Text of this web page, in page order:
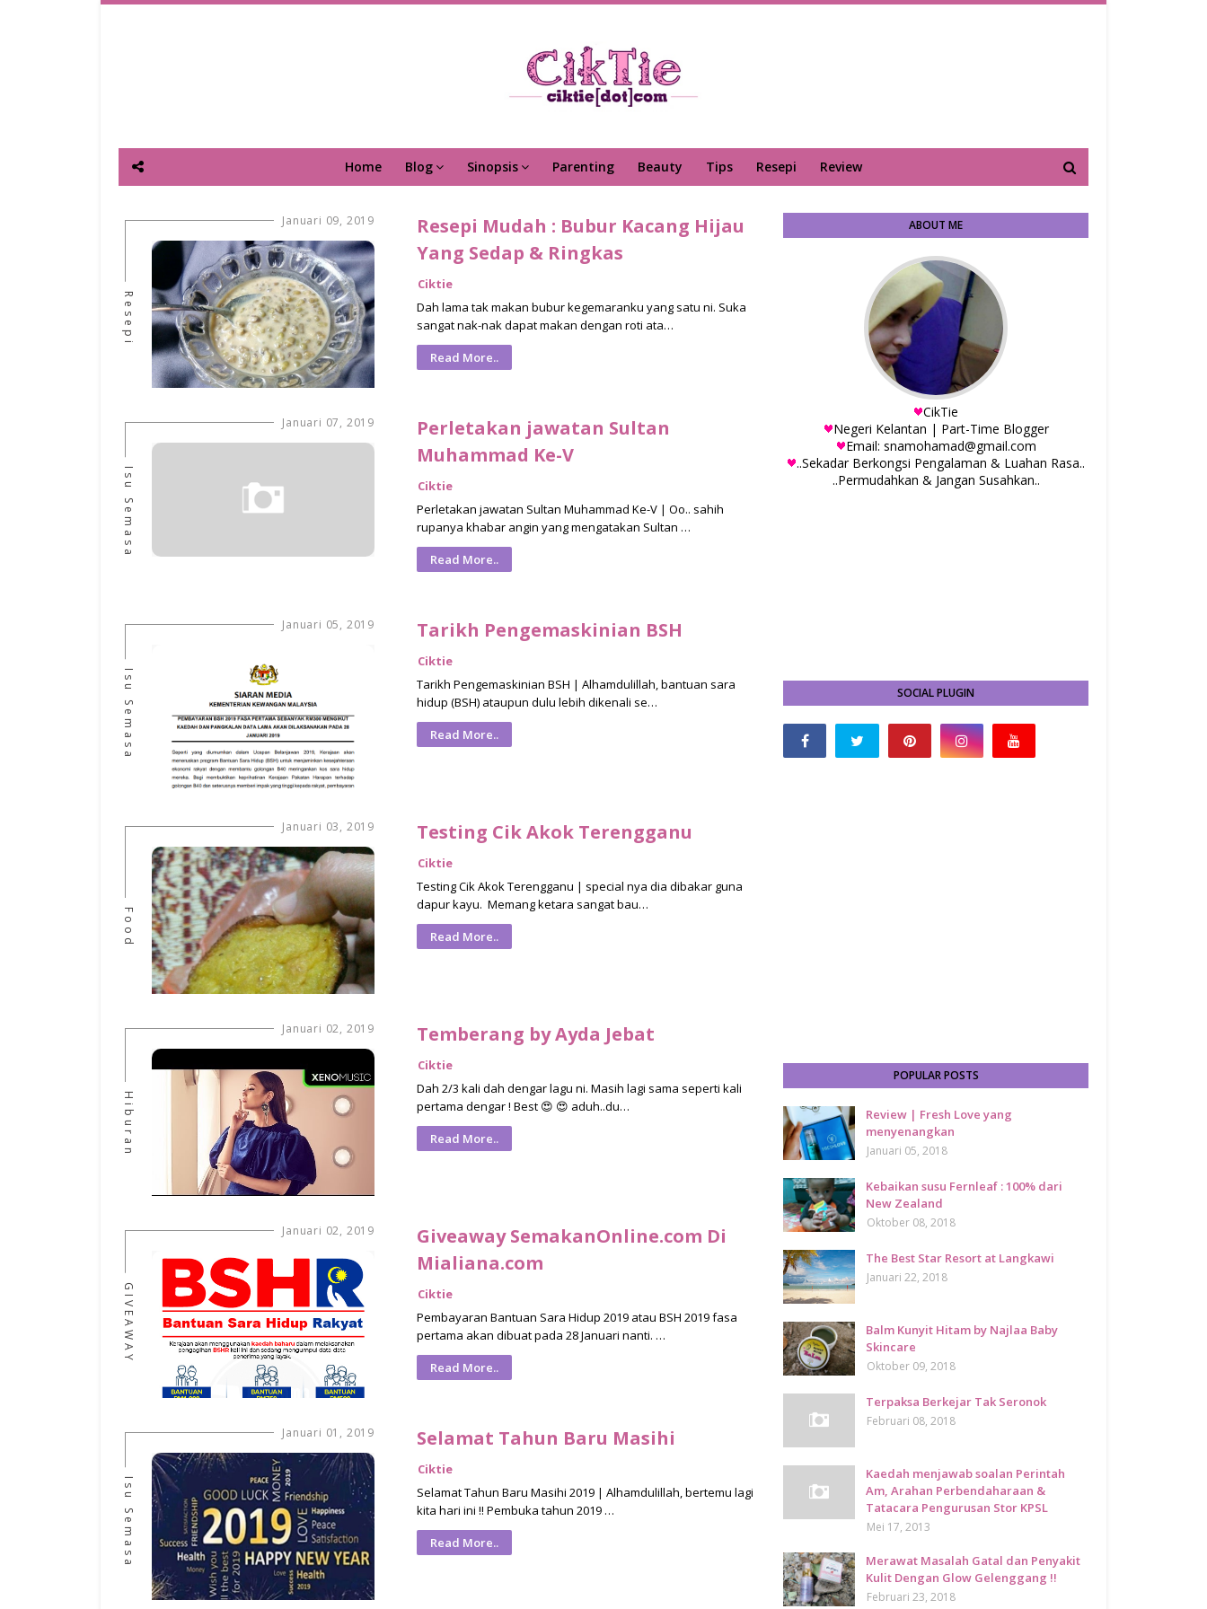
Home Blog Sinopsis Parenting Beauty Tips Resepi Review
Januari 09, 2019
Resepi
Resepi Mudah : Bubur Kacang Hijau
Yang Sedap & Ringkas
Ciktie
Dah lama tak makan bubur kegemaranku yang satu ni. Suka
sangat nak-nak dapat makan dengan roti ata…
Read More..
Januari 07, 2019
Isu Semasa
Perletakan jawatan Sultan
Muhammad Ke-V
Ciktie
Perletakan jawatan Sultan Muhammad Ke-V | Oo.. sahih
rupanya khabar angin yang mengatakan Sultan …
Read More..
Januari 05, 2019
Isu Semasa
Tarikh Pengemaskinian BSH
Ciktie
Tarikh Pengemaskinian BSH | Alhamdulillah, bantuan sara
hidup (BSH) ataupun dulu lebih dikenali se…
Read More..
Januari 03, 2019
Food
Testing Cik Akok Terengganu
Ciktie
Testing Cik Akok Terengganu | special nya dia dibakar guna
dapur kayu. Memang ketara sangat bau…
Read More..
Januari 02, 2019
Hiburan
Temberang by Ayda Jebat
Ciktie
Dah 2/3 kali dah dengar lagu ni. Masih lagi sama seperti kali
pertama dengar ! Best 😍 😍 aduh..du…
Read More..
Januari 02, 2019
GIVEAWAY
Giveaway SemakanOnline.com Di
Mialiana.com
Ciktie
Pembayaran Bantuan Sara Hidup 2019 atau BSH 2019 fasa
pertama akan dibuat pada 28 Januari nanti. …
Read More..
Januari 01, 2019
Isu Semasa
Selamat Tahun Baru Masihi
Ciktie
Selamat Tahun Baru Masihi 2019 | Alhamdulillah, bertemu lagi
kita hari ini !! Pembuka tahun 2019 …
Read More..
ABOUT ME
CikTie
Negeri Kelantan | Part-Time Blogger
Email: snamohamad@gmail.com
..Sekadar Berkongsi Pengalaman & Luahan Rasa..
..Permudahkan & Jangan Susahkan..
SOCIAL PLUGIN
POPULAR POSTS
Review | Fresh Love yang
menyenangkan
Januari 05, 2018
Kebaikan susu Fernleaf : 100% dari
New Zealand
Oktober 08, 2018
The Best Star Resort at Langkawi
Januari 22, 2018
Balm Kunyit Hitam by Najlaa Baby
Skincare
Oktober 09, 2018
Terpaksa Berkejar Tak Seronok
Februari 08, 2018
Kaedah menjawab soalan Perintah
Am, Arahan Perbendaharaan &
Tatacara Pengurusan Stor KPSL
Mei 17, 2013
Merawat Masalah Gatal dan Penyakit
Kulit Dengan Glow Gelenggang !!
Februari 23, 2018